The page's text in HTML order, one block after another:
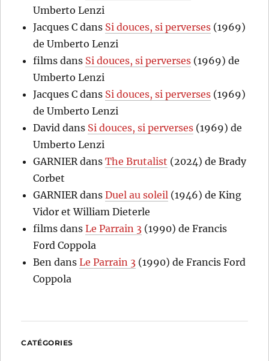
Umberto Lenzi
Jacques C dans Si douces, si perverses (1969)
de Umberto Lenzi
films dans Si douces, si perverses (1969) de
Umberto Lenzi
Jacques C dans Si douces, si perverses (1969)
de Umberto Lenzi
David dans Si douces, si perverses (1969) de
Umberto Lenzi
GARNIER dansThe Brutalist (2024) de Brady
Corbet
GARNIER dansDuel au soleil (1946) de King
Vidor et William Dieterle
films dansLe Parrain 3 (1990) de Francis
Ford Coppola
Ben dansLe Parrain 3 (1990) de Francis Ford
Coppola
CATÉGORIES